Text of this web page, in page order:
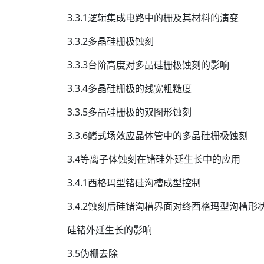
3.3.1逻辑集成电路中的栅及其材料的演变
3.3.2多晶硅栅极蚀刻
3.3.3台阶高度对多晶硅栅极蚀刻的影响
3.3.4多晶硅栅极的线宽粗糙度
3.3.5多晶硅栅极的双图形蚀刻
3.3.6鳍式场效应晶体管中的多晶硅栅极蚀刻
3.4等离子体蚀刻在锗硅外延生长中的应用
3.4.1西格玛型锗硅沟槽成型控制
3.4.2蚀刻后硅锗沟槽界面对终西格玛型沟槽形
硅锗外延生长的影响
3.5伪栅去除